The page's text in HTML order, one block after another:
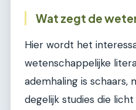
Wat zegt de
Hier wordt het
wetenschappelijke
ademhaling is schaars,
degelijk studies die